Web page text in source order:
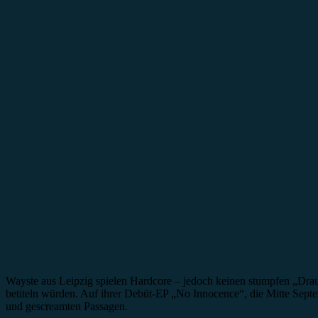
Wayste aus Leipzig spielen Hardcore – jedoch keinen stumpfen
betiteln würden. Auf ihrer Debüt-EP „No Innocence“, die Mitte
und gescreamten Passagen.